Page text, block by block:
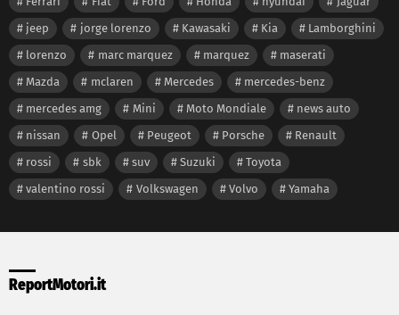
jeep
jorge lorenzo Kawasaki Kia
Lamborghini
lorenzo
marc marquez marquez
maserati
Mazda
mclaren Mercedes
mercedes-benz
mercedes amg
Mini Moto Mondiale
news auto
nissan
Opel Peugeot Porsche
Renault
rossi
sbk suv Suzuki
Toyota
valentino rossi
Volkswagen Volvo Yamaha
ReportMotori.it